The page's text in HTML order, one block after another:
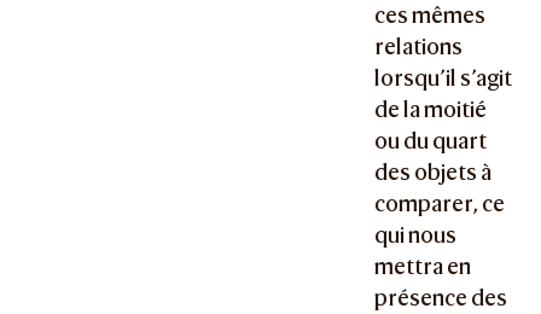
ces mêmes
relations
lorsqu’il s’agit
de la moitié
ou du quart
des objets à
comparer, ce
qui nous
mettra en
présence des